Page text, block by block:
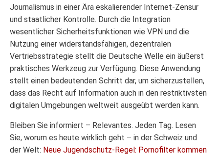
Journalismus in einer Ära eskalierender Internet-Zensur
und staatlicher Kontrolle. Durch die Integration
wesentlicher Sicherheitsfunktionen wie VPN und die
Nutzung einer widerstandsfähigen, dezentralen
Vertriebsstrategie stellt die Deutsche Welle ein äußerst
praktisches Werkzeug zur Verfügung. Diese Anwendung
stellt einen bedeutenden Schritt dar, um sicherzustellen,
dass das Recht auf Information auch in den restriktivsten
digitalen Umgebungen weltweit ausgeübt werden kann.
Bleiben Sie informiert – Relevantes. Jeden Tag. Lesen
Sie, worum es heute wirklich geht – in der Schweiz und
der Welt: Neue Jugendschutz-Regel: Pornofilter kommen